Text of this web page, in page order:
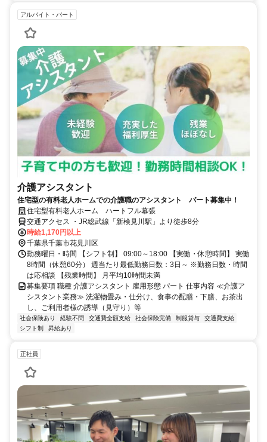
アルバイト・パート
介護アシスタント
住宅型の有料老人ホームでの介護職のアシスタント パート募集中！
住宅型有料老人ホーム ハートフル幕張
交通アクセス ・JR総武線「新検見川駅」より徒歩8分
時給1,170円以上
千葉県千葉市花見川区
勤務曜日・時間 【シフト制】 09:00～18:00 【実働・休憩時間】 実働
8時間（休憩60分） 週当たり最低勤務日数：3日～ ※勤務日数・時間
は応相談 【残業時間】 月平均10時間未満
募集要項 職種 介護アシスタント 雇用形態 パート 仕事内容 ≪介護ア
シスタント業務≫ 洗濯物畳み・仕分け、食事の配膳・下膳、お茶出
し、ご利用者様の誘導（見守り）等
社会保険あり 経験不問 交通費全額支給 社会保険完備 制服貸与
交通費支給
シフト制
昇給あり
正社員